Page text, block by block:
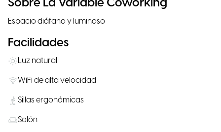
Sobre La Variable Coworking
Espacio diáfano y luminoso
Facilidades
Luz natural
WiFi de alta velocidad
Sillas ergonómicas
Salón